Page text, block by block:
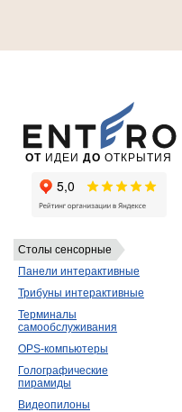
Столы сенсорные
Панели интерактивные
Трибуны интерактивные
Терминалы
самообслуживания
OPS-компьютеры
Голографические
пирамиды
Видеопилоны
ОТ ИДЕИ ДО ОТКРЫТИЯ